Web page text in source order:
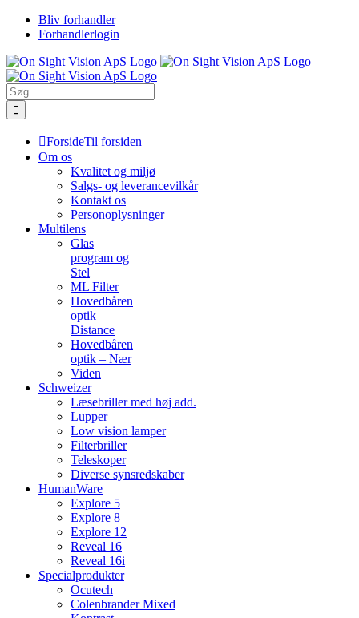
Skip
Bliv forhandler
Forhandlerlogin
Søg
efter:
ForsideTil forsiden
Om os
Kvalitet og miljø
Salgs- og leverancevilkår
Kontakt os
Personoplysninger
Multilens
Glas
program og
Stel
ML Filter
Hovedbåren
optik –
Distance
Hovedbåren
optik – Nær
Viden
Schweizer
Læsebriller med høj add.
Lupper
Low vision lamper
Filterbriller
Teleskoper
Diverse synsredskaber
HumanWare
Explore 5
Explore 8
Explore 12
Reveal 16
Reveal 16i
Specialprodukter
Ocutech
Colenbrander Mixed